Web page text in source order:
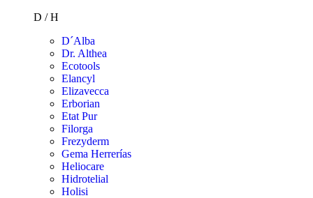
D / H
D´Alba
Dr. Althea
Ecotools
Elancyl
Elizavecca
Erborian
Etat Pur
Filorga
Frezyderm
Gema Herrerías
Heliocare
Hidrotelial
Holisi